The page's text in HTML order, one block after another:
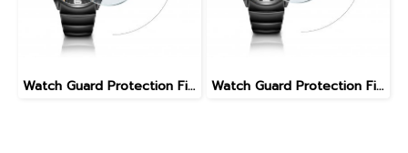
Watch Guard Protection Film 40 MM Watch Guard Protection Film 48 MM